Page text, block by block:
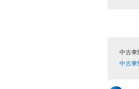
中古車
中古車